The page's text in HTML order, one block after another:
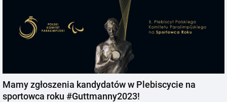
Mamy zgłoszenia kandydatów w Plebiscycie na
sportowca roku #Guttmanny2023!